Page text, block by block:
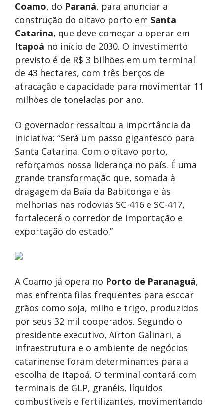
Coamo, do Paraná, para anunciar a
construção do oitavo porto em Santa
Catarina, que deve começar a operar em
Itapoá no início de 2030. O investimento
previsto é de R$ 3 bilhões em um terminal
de 43 hectares, com três berços de
atracação e capacidade para movimentar 11
milhões de toneladas por ano.
O governador ressaltou a importância da
iniciativa: “Será um passo gigantesco para
Santa Catarina. Com o oitavo porto,
reforçamos nossa liderança no país. É uma
grande transformação que, somada à
dragagem da Baía da Babitonga e às
melhorias nas rodovias SC-416 e SC-417,
fortalecerá o corredor de importação e
exportação do estado.”
A Coamo já opera no Porto de Paranaguá,
mas enfrenta filas frequentes para escoar
grãos como soja, milho e trigo, produzidos
por seus 32 mil cooperados. Segundo o
presidente executivo, Airton Galinari, a
infraestrutura e o ambiente de negócios
catarinense foram determinantes para a
escolha de Itapoá. O terminal contará com
terminais de GLP, granéis, líquidos
combustíveis e fertilizantes, movimentando